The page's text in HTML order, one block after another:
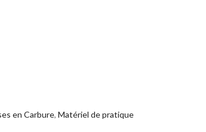
en Carbure, Matériel de pratique